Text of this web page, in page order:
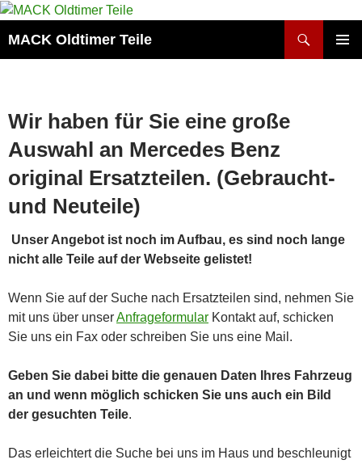
Zum
springen
MACK Oldtimer Teile
Wir haben für Sie eine große
Auswahl an Mercedes Benz
original Ersatzteilen. (Gebraucht-
und Neuteile)
Unser Angebot ist noch im Aufbau, es sind noch lange
nicht alle Teile auf der Webseite gelistet!
Wenn Sie auf der Suche nach Ersatzteilen sind, nehmen Sie
mit uns über unserAnfrageformular Kontakt auf, schicken
Sie uns ein Fax oder schreiben Sie uns eine Mail.
Geben Sie dabei bitte die genauen Daten Ihres Fahrzeug
an und wenn möglich schicken Sie uns auch ein Bild
der gesuchten Teile.
Das erleichtert die Suche bei uns im Haus und beschleunigt